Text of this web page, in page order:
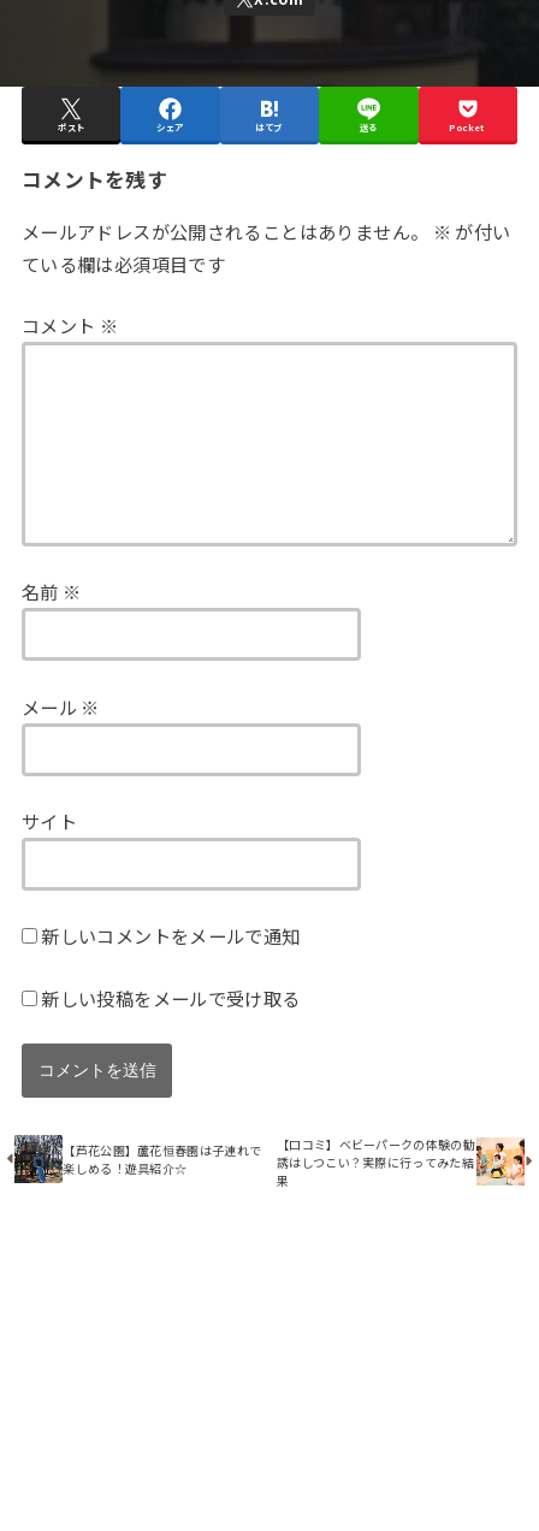
ポスト シェア はてブ 送る Pocket
コメントを残す
メールアドレスが公開されることはありません。 ※ が付い
ている欄は必須項目です
コメント ※
名前 ※
メール ※
サイト
新しいコメントをメールで通知
新しい投稿をメールで受け取る
【芦花公園】蘆花恒春園は子連れで
楽しめる！遊具紹介☆
【口コミ】ベビーパークの体験の勧
誘はしつこい？実際に行ってみた結
果